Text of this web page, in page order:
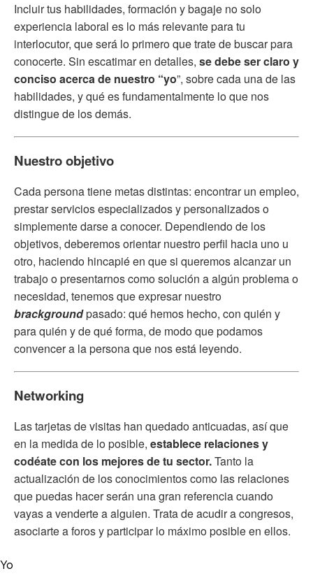
Incluir tus habilidades, formación y bagaje no solo
experiencia laboral es lo más relevante para tu
interlocutor, que será lo primero que trate de buscar para
conocerte. Sin escatimar en detalles, se debe ser claro y
conciso acerca de nuestro “yo”, sobre cada una de las
habilidades, y qué es fundamentalmente lo que nos
distingue de los demás.
Nuestro objetivo
Cada persona tiene metas distintas: encontrar un empleo,
prestar servicios especializados y personalizados o
simplemente darse a conocer. Dependiendo de los
objetivos, deberemos orientar nuestro perfil hacia uno u
otro, haciendo hincapié en que si queremos alcanzar un
trabajo o presentarnos como solución a algún problema o
necesidad, tenemos que expresar nuestro
brackgroundpasado: qué hemos hecho, con quién y
para quién y de qué forma, de modo que podamos
convencer a la persona que nos está leyendo.
Networking
Las tarjetas de visitas han quedado anticuadas, así que
en la medida de lo posible, establece relaciones y
codéate con los mejores de tu sector.Tanto la
actualización de los conocimientos como las relaciones
que puedas hacer serán una gran referencia cuando
vayas a venderte a alguien. Trata de acudir a congresos,
asociarte a foros y participar lo máximo posible en ellos.
Yo